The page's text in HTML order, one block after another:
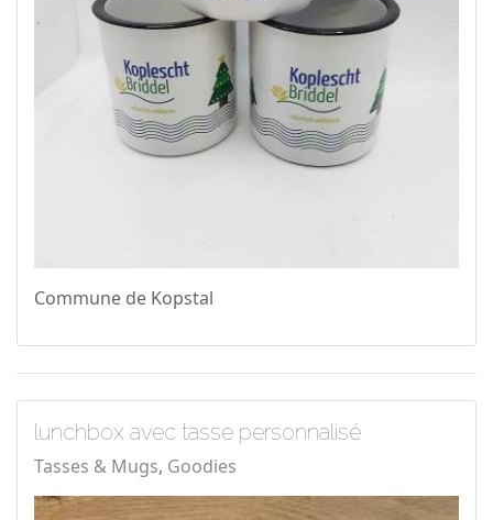
Commune de Kopstal
lunchbox avec tasse personnalisé
Tasses & Mugs Goodies